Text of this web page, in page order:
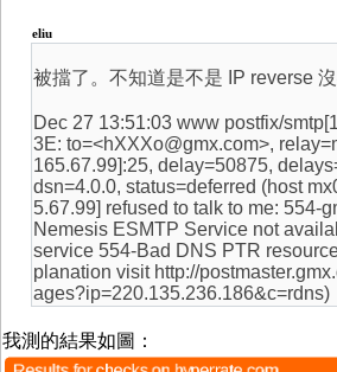
eliu
被擋了。不知道是不是 IP reverse 沒
Dec 27 13:51:03 www postfix/
3E: to=<hXXXo@gmx.com>,
165.67.99]:25, delay=50875,
dsn=4.0.0, status=deferred (host
5.67.99] refused to talk to me: 554-
Nemesis ESMTP Service not
service 554-Bad DNS PTR
planation visit http://
ages?ip=220.135.236.186&c=rdns)
我測的結果如圖：